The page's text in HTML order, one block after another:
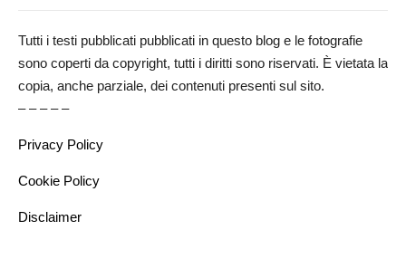
Tutti i testi pubblicati pubblicati in questo blog e le fotografie
sono coperti da copyright, tutti i diritti sono riservati. È vietata la
copia, anche parziale, dei contenuti presenti sul sito.
– – – – –
Privacy Policy
Cookie Policy
Disclaimer